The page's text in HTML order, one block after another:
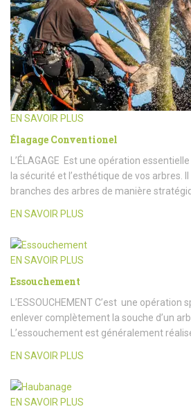
EN SAVOIR PLUS
Élagage Conventionel
L’ÉLAGAGE Est une opération
la sécurité et l’esthétique de vos arbres.
branches des arbres de manière
EN SAVOIR PLUS
EN SAVOIR PLUS
Essouchement
L’ESSOUCHEMENT C’est une
enlever complètement la souche d’un
L’essouchement est généralement réalisé
EN SAVOIR PLUS
EN SAVOIR PLUS